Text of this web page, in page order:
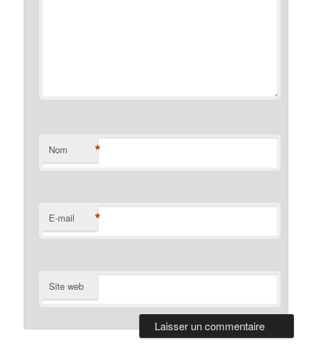
Nom *
E-mail *
Site web